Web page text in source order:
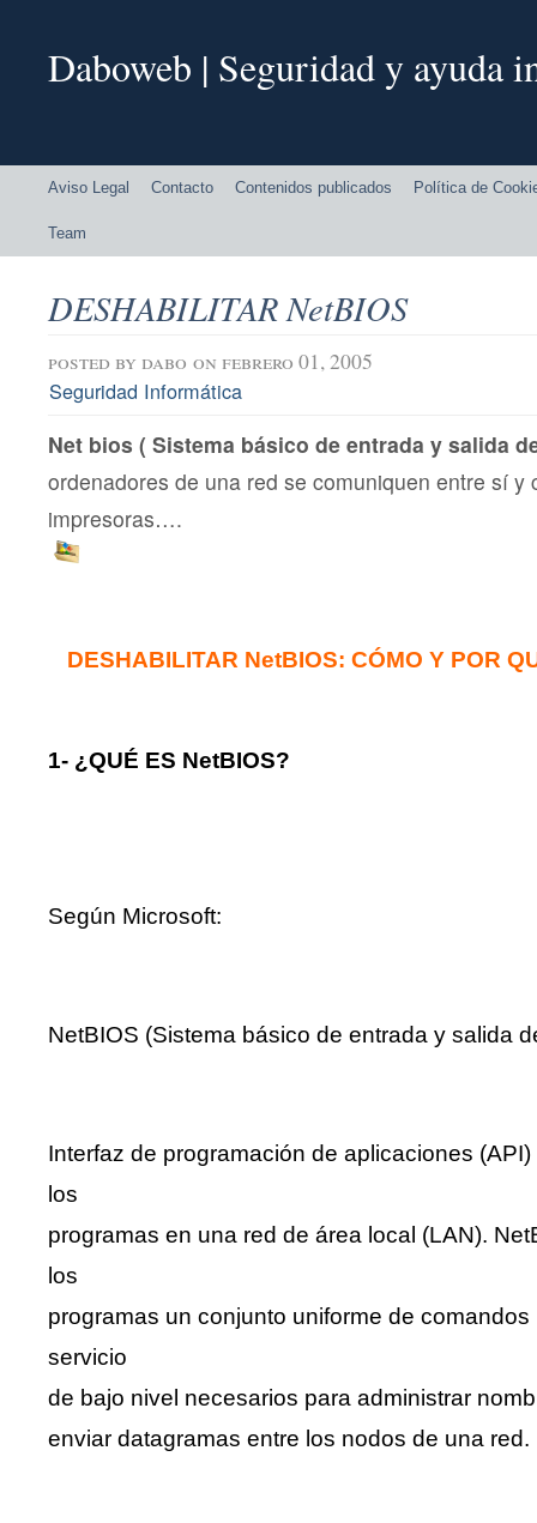
Daboweb | Seguridad y ayuda
Aviso Legal Contacto Contenidos publicados Política de
Team
DESHABILITAR NetBIOS
posted by dabo on febrero 01, 2005
Seguridad Informática
Net bios ( Sistema básico de entrada y salida
ordenadores de una red se comuniquen entre sí y
impresoras….
DESHABILITAR NetBIOS: CÓMO Y POR
1- ¿QUÉ ES NetBIOS?
Según Microsoft:
NetBIOS (Sistema básico de entrada y salida
Interfaz de programación de aplicaciones
los
programas en una red de área local (LAN).
los
programas un conjunto uniforme de comandos
servicio
de bajo nivel necesarios para administrar
enviar datagramas entre los nodos de una red.